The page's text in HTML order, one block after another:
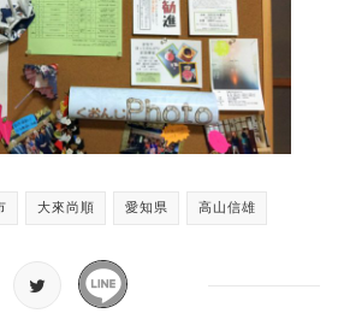
大來尚順 愛知県 高山信雄